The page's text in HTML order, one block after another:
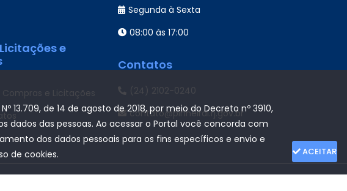
e
Compras e Licitações
Segunda à Sexta
08:00 às 17:00
Contatos
(24) 2102-0240
contato@pinheiral.rj.gov.br
13.709, de 14 de agosto de 2018, por meio do Decreto nº 3910,
dados das pessoas. Ao acessar o Portal você concorda com
dos dados pessoais para os fins específicos e envio e
de cookies.
ACEITAR